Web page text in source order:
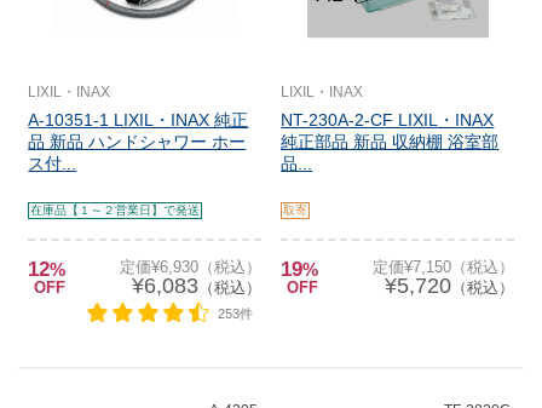
LIXIL・INAX
A-10351-1 LIXIL・INAX 純正
品 新品 ハンドシャワー ホー
ス付...
在庫品【１～２営業日】で発送
12%
OFF
定価¥6,930（税込）
¥6,083（税込）
253件
LIXIL・INAX
NT-230A-2-CF LIXIL・INAX
純正部品 新品 収納棚 浴室部
品...
取寄
19%
OFF
定価¥7,150（税込）
¥5,720（税込）